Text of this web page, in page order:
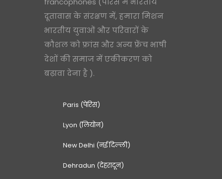
दूतावास के संरक्षण में, हमारा मिशन
भारतीय युवाओं और परिवारों के
कौशल को फ्रांस और अन्य फ्रेंच भाषी
देशों की समाज में एकीकरण को
बढ़ावा देना है ).
Paris (पेरिस)
Lyon (लियोन)
New Delhi (नई दिल्ली)
Dehradun (देहरादून)